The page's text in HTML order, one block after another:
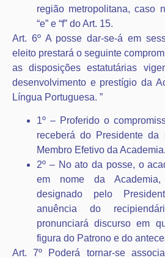
região metropolitana, caso
“e” e “f” do Art. 15.
Art. 6º A posse dar-se-á em
eleito prestará o seguinte
as disposições estatutárias
desenvolvimento e prestígio da
Língua Portuguesa. ”
1º – Proferido o
receberá do Presidente
Membro Efetivo da Academia.
2º – No ato da posse, o
em nome da
designado pelo
anuência do
pronunciará discurso em
figura do Patrono e do
Art. 7º Poderá tornar-se